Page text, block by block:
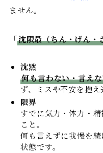
ません。
「沈限最（ちん・げん・
沈黙
何も言わない・言え
ず、ミスや不安を抱え
限界
すでに気力・体力・精
こと。
何も言えずに我慢を
状態です。